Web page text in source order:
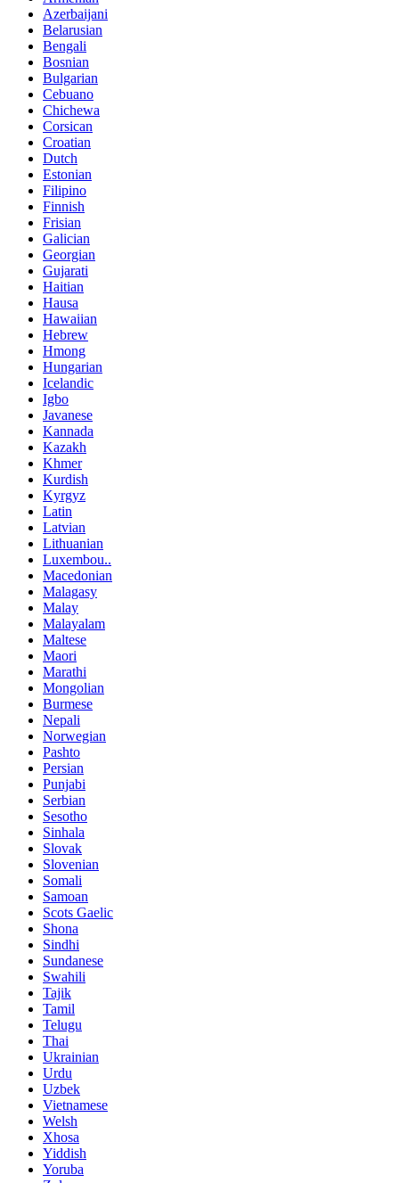
Azerbaijani
Belarusian
Bengali
Bosnian
Bulgarian
Cebuano
Chichewa
Corsican
Croatian
Dutch
Estonian
Filipino
Finnish
Frisian
Galician
Georgian
Gujarati
Haitian
Hausa
Hawaiian
Hebrew
Hmong
Hungarian
Icelandic
Igbo
Javanese
Kannada
Kazakh
Khmer
Kurdish
Kyrgyz
Latin
Latvian
Lithuanian
Luxembou..
Macedonian
Malagasy
Malay
Malayalam
Maltese
Maori
Marathi
Mongolian
Burmese
Nepali
Norwegian
Pashto
Persian
Punjabi
Serbian
Sesotho
Sinhala
Slovak
Slovenian
Somali
Samoan
Scots Gaelic
Shona
Sindhi
Sundanese
Swahili
Tajik
Tamil
Telugu
Thai
Ukrainian
Urdu
Uzbek
Vietnamese
Welsh
Xhosa
Yiddish
Yoruba